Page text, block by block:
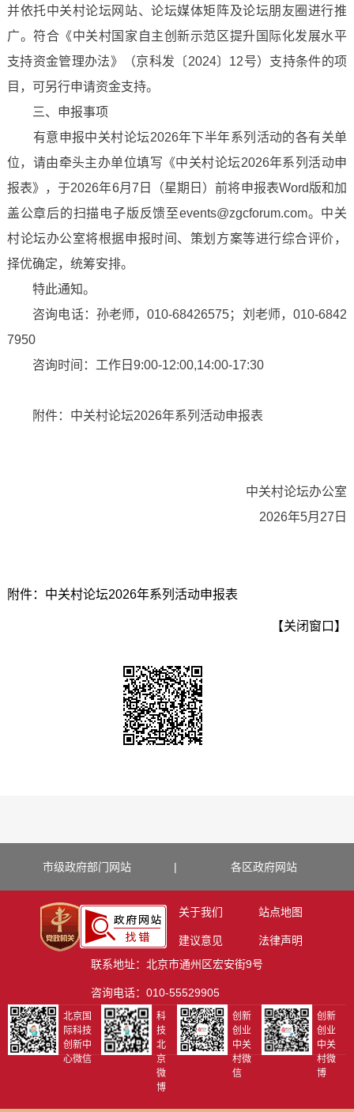
并依托中关村论坛网站、论坛媒体矩阵及论坛朋友圈进行推
广。符合《中关村国家自主创新示范区提升国际化发展水平
支持资金管理办法》（京科发〔2024〕12号）支持条件的项
目，可另行申请资金支持。
三、申报事项
有意申报中关村论坛2026年下半年系列活动的各有关单
位，请由牵头主办单位填写《中关村论坛2026年系列活动申
报表》，于2026年6月7日（星期日）前将申报表Word版和加
盖公章后的扫描电子版反馈至events@zgcforum.com。中关
村论坛办公室将根据申报时间、策划方案等进行综合评价，
择优确定，统筹安排。
特此通知。
咨询电话：孙老师，010-68426575；刘老师，010-6842
7950
咨询时间：工作日9:00-12:00,14:00-17:30
附件：中关村论坛2026年系列活动申报表
中关村论坛办公室
2026年5月27日
附件：中关村论坛2026年系列活动申报表
【关闭窗口】
市级政府部门网站 | 各区政府网站
关于我们 站点地图
建议意见
法律声明
联系地址：北京市通州区宏安街9号
咨询电话：010-55529905
北京国
际科技
创新中
心微信
科
技
北
京
微
博
创新
创业
中关
村微
信
创新
创业
中关
村微
博